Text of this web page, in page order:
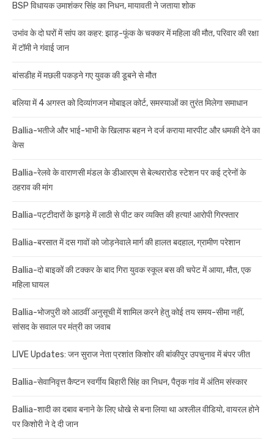
BSP विधायक उमाशंकर सिंह का निधन, मायावती ने जताया शोक
उभांव के दो घरों में सांप का कहर: झाड़-फूंक के चक्कर में महिला की मौत, परिवार की रक्षा
में टॉमी ने गंवाई जान
बांसडीह में मछली पकड़ने गए युवक की डूबने से मौत
बलिया में 4 अगस्त को दिव्यांगजन मोबाइल कोर्ट, समस्याओं का तुरंत मिलेगा समाधान
Ballia-भतीजे और भाई-भाभी के खिलाफ बहन ने दर्ज कराया मारपीट और धमकी देने का
केस
Ballia-रेलवे के वाराणसी मंडल के डीआरएम से बेल्थरारोड स्टेशन पर कई ट्रेनों के
ठहराव की मांग
Ballia-पट्टीदारों के झगड़े में लाठी से पीट कर व्यक्ति की हत्या! आरोपी गिरफ्तार
Ballia-बरसात में दस गावों को जोड़नेवाले मार्ग की हालत बदहाल, ग्रामीण परेशान
Ballia-दो बाइकों की टक्कर के बाद गिरा युवक स्कूल बस की चपेट में आया, मौत, एक
महिला घायल
Ballia-भोजपुरी को आठवीं अनुसूची में शामिल करने हेतु कोई तय समय-सीमा नहीं,
सांसद के सवाल पर मंत्री का जवाब
LIVE Updates: जन सुराज नेता प्रशांत किशोर की बांकीपुर उपचुनाव में बंपर जीत
Ballia-सेवानिवृत्त कैप्टन स्वर्गीय बिहारी सिंह का निधन, पैतृक गांव में अंतिम संस्कार
Ballia-शादी का दबाव बनाने के लिए धोखे से बना लिया था अश्लील वीडियो, वायरल होने
पर किशोरी ने दे दी जान